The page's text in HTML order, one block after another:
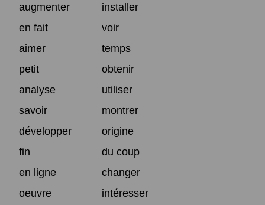
augmenter
installer
en fait
voir
aimer
temps
petit
obtenir
analyse
utiliser
savoir
montrer
développer
origine
fin
du coup
en ligne
changer
oeuvre
intéresser